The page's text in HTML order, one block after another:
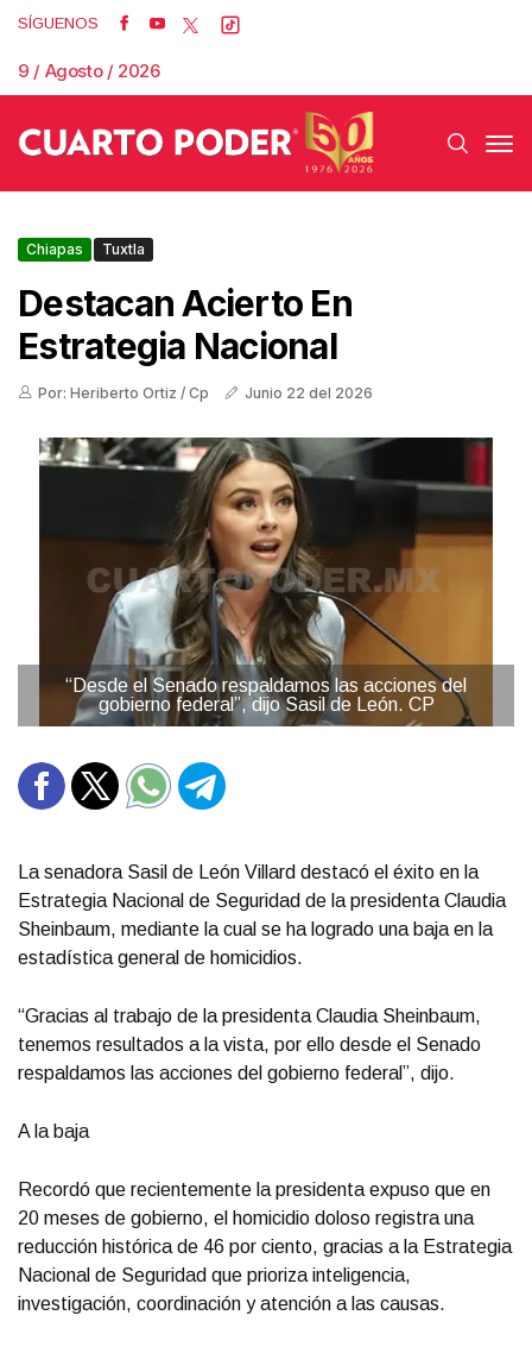
SÍGUENOS
9 / Agosto / 2026
Chiapas Tuxtla
Destacan Acierto En
Estrategia Nacional
Por: Heriberto Ortiz / Cp Junio 22 del 2026
“Desde el Senado respaldamos las acciones del
gobierno federal”, dijo Sasil de León. CP
La senadora Sasil de León Villard destacó el éxito en la
Estrategia Nacional de Seguridad de la presidenta Claudia
Sheinbaum, mediante la cual se ha logrado una baja en la
estadística general de homicidios.
“Gracias al trabajo de la presidenta Claudia Sheinbaum,
tenemos resultados a la vista, por ello desde el Senado
respaldamos las acciones del gobierno federal”, dijo.
A la baja
Recordó que recientemente la presidenta expuso que en
20 meses de gobierno, el homicidio doloso registra una
reducción histórica de 46 por ciento, gracias a la Estrategia
Nacional de Seguridad que prioriza inteligencia,
investigación, coordinación y atención a las causas.